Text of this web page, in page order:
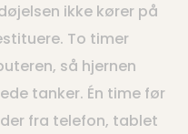
ikke kører på
To timer
så hjernen
tanker. Én time før
fra telefon, tablet